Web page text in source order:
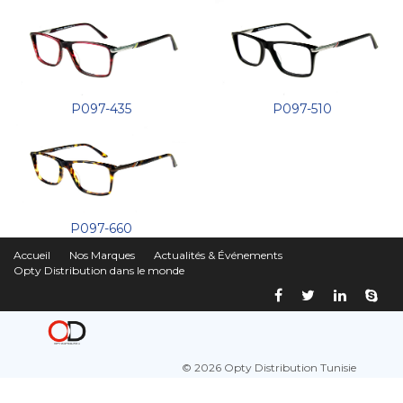
P097-435 P097-510
P097-660
Accueil Nos Marques
Actualités & Événements
Opty Distribution dans le monde
© 2026 Opty Distribution Tunisie